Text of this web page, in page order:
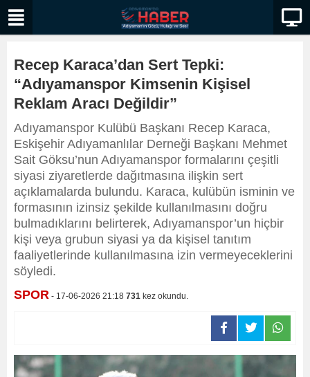
Recep Karaca’dan Sert Tepki:
“Adıyamanspor Kimsenin Kişisel
Reklam Aracı Değildir”
Adıyamanspor Kulübü Başkanı Recep Karaca,
Eskişehir Adıyamanlılar Derneği Başkanı Mehmet
Sait Göksu’nun Adıyamanspor formalarını çeşitli
siyasi ziyaretlerde dağıtmasına ilişkin sert
açıklamalarda bulundu. Karaca, kulübün isminin ve
formasının izinsiz şekilde kullanılmasını doğru
bulmadıklarını belirterek, Adıyamanspor’un hiçbir
kişi veya grubun siyasi ya da kişisel tanıtım
faaliyetlerinde kullanılmasına izin vermeyeceklerini
söyledi.
SPOR - 17-06-2026 21:18 731 kez okundu.